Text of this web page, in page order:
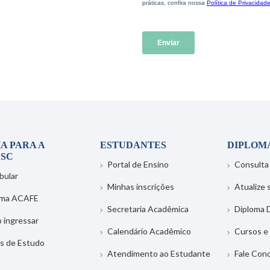
PARA A
ACAFE
ingressar
de Estudo
ESTUDANTES
Portal de Ensino
Minhas inscrições
Secretaria Acadêmica
Calendário Acadêmico
Atendimento ao Estudante
Consulta
Atualize
Diploma
Cursos
Fale